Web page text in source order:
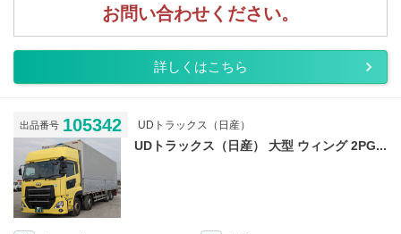
お問い合わせください。
詳しくはこちら
出品番号 105342 UDトラックス（日産）
UDトラックス（日産） 大型 ウィング 2PG...